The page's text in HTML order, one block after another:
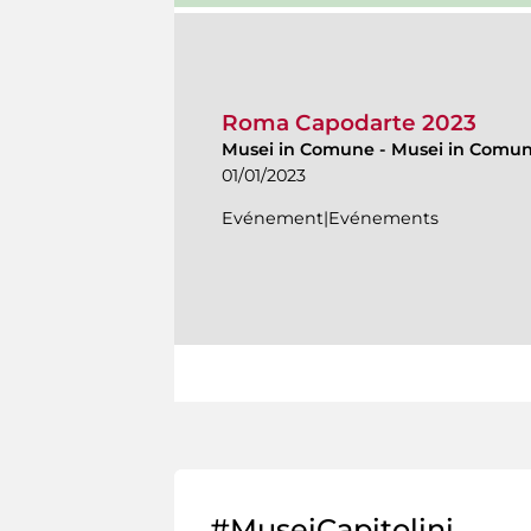
Roma Capodarte 2023
Musei in Comune - Musei in
01/01/2023
Evénement|Evénements